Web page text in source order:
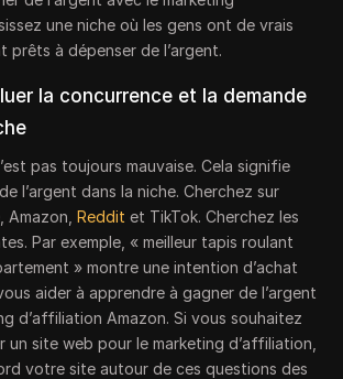
une niche où les gens ont de vrais
prêts à dépenser de l’argent.
la concurrence et la demande
pas toujours mauvaise. Cela signifie
l’argent dans la niche. Cherchez sur
Amazon,Reddit et TikTok. Cherchez les
Par exemple, « meilleur tapis roulant
» montre une intention d’achat
aider à apprendre à gagner de l’argent
d’affiliation Amazon. Si vous souhaitez
un site web pour le marketing d’affiliation,
votre site autour de ces questions des